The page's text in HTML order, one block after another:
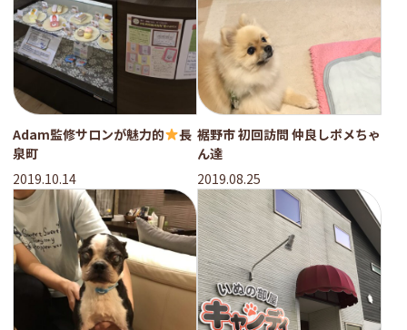
Adam監修サロンが魅力的
長
泉町
2019.10.14
裾野市 初回訪問 仲良しポメちゃ
ん達
2019.08.25